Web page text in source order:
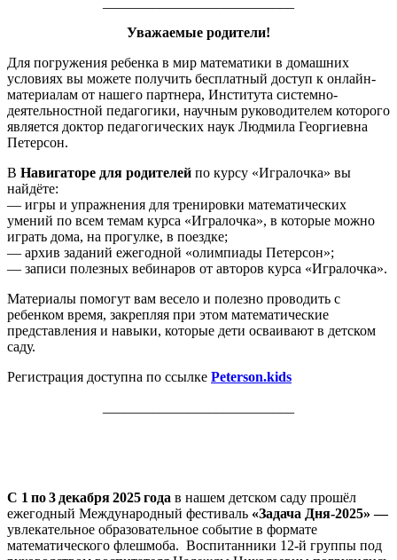
Уважаемые родители!
Для погружения ребенка в мир математики в домашних
условиях вы можете получить бесплатный доступ к онлайн-
материалам от нашего партнера, Института системно-
деятельностной педагогики, научным руководителем которого
является доктор педагогических наук Людмила Георгиевна
Петерсон.
В Навигаторе для родителей по курсу «Игралочка» вы
найдёте:
— игры и упражнения для тренировки математических
умений по всем темам курса «Игралочка», в которые можно
играть дома, на прогулке, в поездке;
— архив заданий ежегодной «олимпиады Петерсон»;
— записи полезных вебинаров от авторов курса «Игралочка».
Материалы помогут вам весело и полезно проводить с
ребенком время, закрепляя при этом математические
представления и навыки, которые дети осваивают в детском
саду.
Регистрация доступна по ссылке Peterson.kids
С 1 по 3 декабря 2025 года в нашем детском саду прошёл
ежегодный Международный фестиваль «Задача Дня‑2025» —
увлекательное образовательное событие в формате
математического флешмоба. Воспитанники 12‑й группы под